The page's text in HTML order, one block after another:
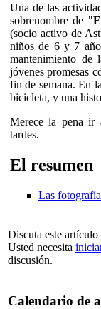
Una de las
sobrenombre de "
(socio activo de
niños de 6 y 7
mantenimiento de
jóvenes promesas
fin de semana. En
bicicleta, y una
Merece la pena ir
tardes.
El resumen
Las
Discuta este
Usted necesita
discusión.
Calendario de